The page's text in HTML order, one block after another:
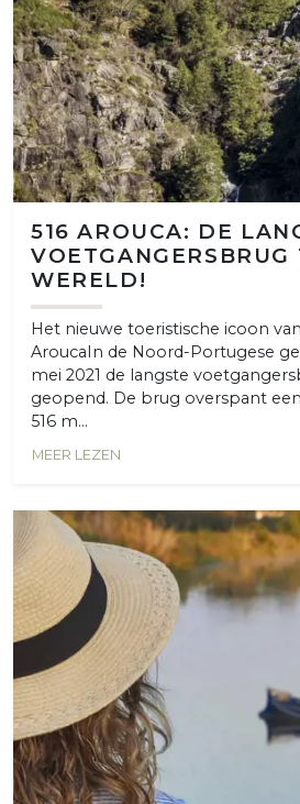
516 AROUCA: DE
VOETGANGERSBRUG
WERELD!
Het nieuwe toeristische icoon
AroucaIn de Noord-Portugese
mei 2021 de langste
geopend. De brug overspant
516 m...
MEER LEZEN